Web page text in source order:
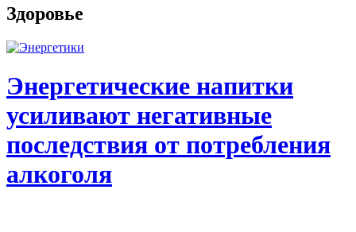
Здоровье
Энергетические напитки
усиливают негативные
последствия от потребления
алкоголя